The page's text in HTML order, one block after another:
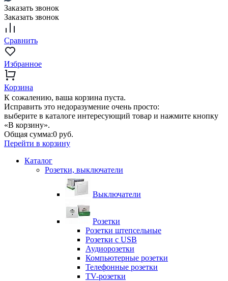
Заказать звонок
Заказать звонок
Сравнить
Избранное
Корзина
К сожалению, ваша корзина пуста.
Исправить это недоразумение очень просто:
выберите в каталоге интересующий товар и нажмите кнопку
«В корзину».
Общая сумма:0 руб.
Перейти в корзину
Каталог
Розетки, выключатели
Выключатели
Розетки
Розетки штепсельные
Розетки с USB
Аудиорозетки
Компьютерные розетки
Телефонные розетки
TV-розетки